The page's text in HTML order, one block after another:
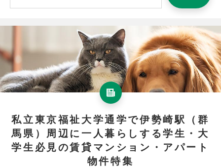
私立東京福祉大学通学で伊勢崎駅（群
馬県）周辺に一人暮らしする学生・大
学生必見の賃貸マンション・アパート
物件特集